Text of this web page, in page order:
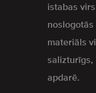
istabas
materiāls
salizturīgs,
apdarē.